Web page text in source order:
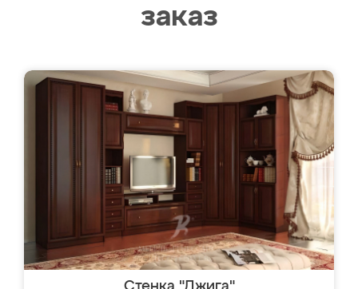
заказ